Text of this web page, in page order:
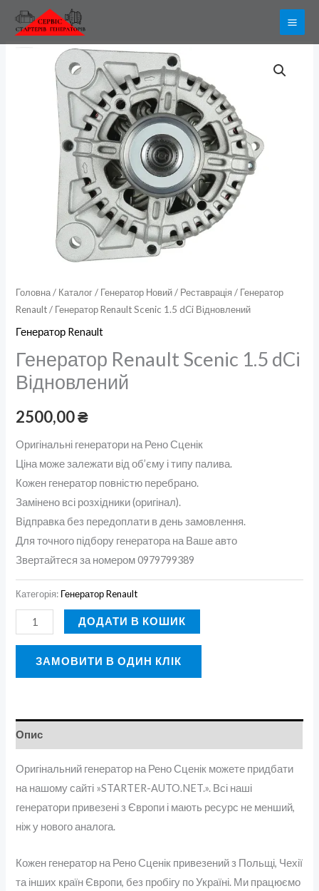
Перейти
вмісту
Головна/ Каталог/ Генератор Новий / Реставрація / Генератор
Renault/ Генератор Renault Scenic 1.5 dCi Відновлений
Генератор Renault
Генератор Renault Scenic 1.5 dCi
Відновлений
2500,00₴
Оригінальні генератори на Рено Сценік
Ціна може залежати від об’єму і типу палива.
Кожен генератор повністю перебрано.
Замінено всі розхідники (оригінал).
Відправка без передоплати в день замовлення.
Для точного підбору генератора на Ваше авто
Звертайтеся за номером 0979799389
Категорія: Генератор Renault
Генератор
Відновлений
ДОДАТИ В КОШИК
ЗАМОВИТИ В ОДИН КЛІК
Опис
Оригінальний генератор на Рено Сценік можете придбати
на нашому сайті »STARTER-AUTO.NET.». Всі наші
генератори привезені з Європи і мають ресурс не менший,
ніж у нового аналога.
Кожен генератор на Рено Сценік привезений з Польщі, Чехії
та інших країн Європи, без пробігу по Україні. Ми працюємо